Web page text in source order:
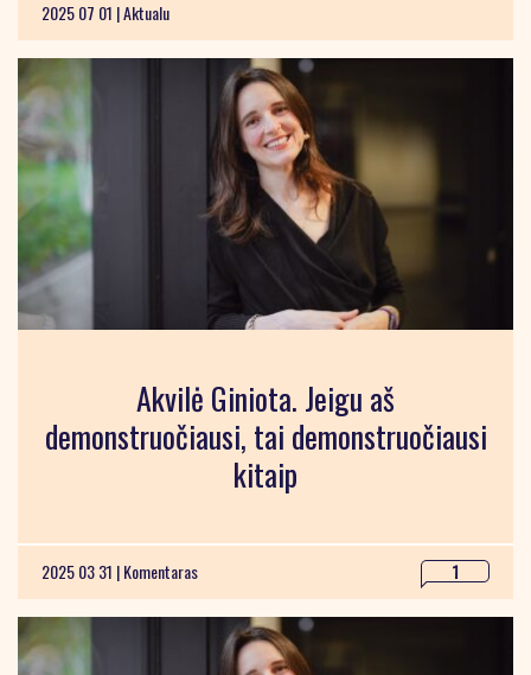
2025 07 01 |Aktualu
Akvilė Giniota. Jeigu aš
demonstruočiausi, tai demonstruočiausi
kitaip
2025 03 31 |Komentaras 1